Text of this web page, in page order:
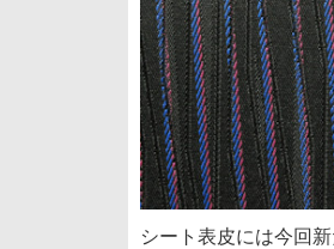
シート表皮には今回